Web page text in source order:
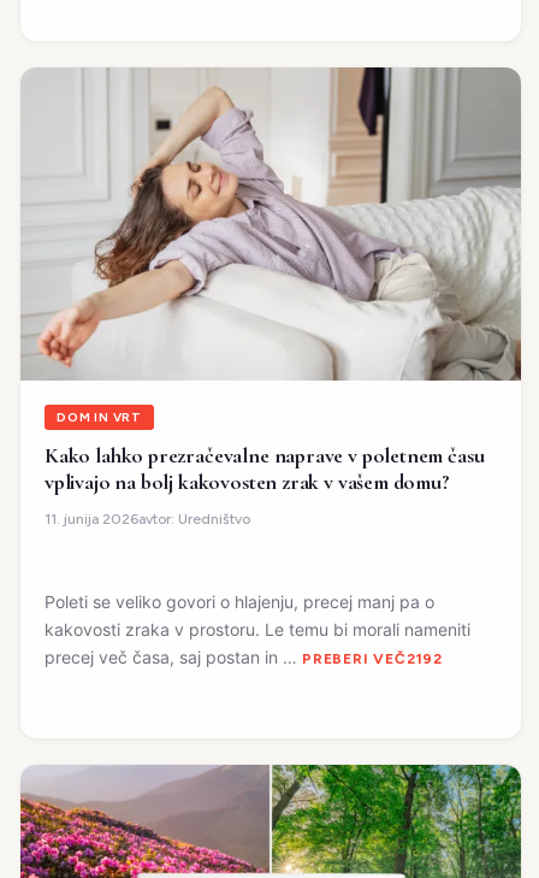
DOM IN VRT
Kako lahko prezračevalne naprave v poletnem času
vplivajo na bolj kakovosten zrak v vašem domu?
11. junija 2026avtor: Uredništvo
Poleti se veliko govori o hlajenju, precej manj pa o
kakovosti zraka v prostoru. Le temu bi morali nameniti
precej več časa, saj postan in … PREBERI VEČ